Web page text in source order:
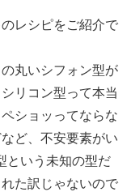
レシピをご紹介で
丸いシフォン型が
リコン型って本当
ショッってならな
ど、不安要素がい
という未知の型だ
た訳じゃないので